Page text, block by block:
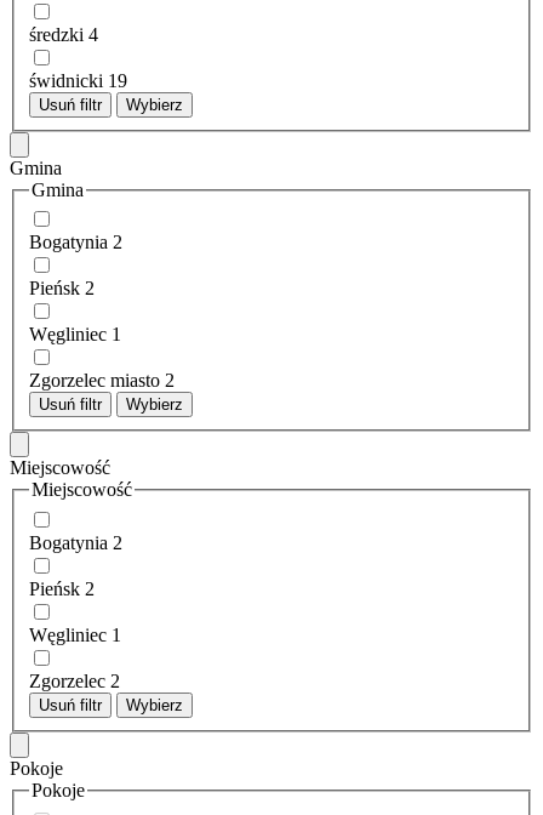
średzki 4
świdnicki 19
Usuń filtr Wybierz
Gmina
Gmina
Bogatynia 2
Pieńsk 2
Węgliniec 1
Zgorzelec miasto 2
Usuń filtr Wybierz
Miejscowość
Miejscowość
Bogatynia 2
Pieńsk 2
Węgliniec 1
Zgorzelec 2
Usuń filtr Wybierz
Pokoje
Pokoje